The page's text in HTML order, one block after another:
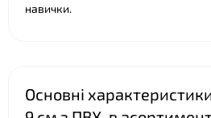
навички.
Основні